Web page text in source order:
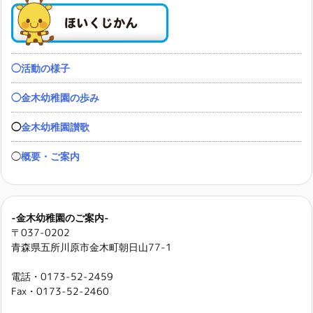
◯活動の様子
◯金木幼稚園の歩み
◯金木幼稚園讃歌
◯概要・ご案内
-金木幼稚園のご案内-
〒037-0202
青森県五所川原市金木町朝日山77-1
電話・0173-52-2459
Fax・0173-52-2460